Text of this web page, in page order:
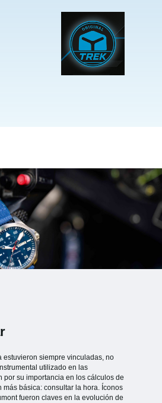
estuvieron siempre vinculadas, no
utilizado en las
por su importancia en los cálculos de
más básica: consultar la hora. Íconos
fueron claves en la evolución de